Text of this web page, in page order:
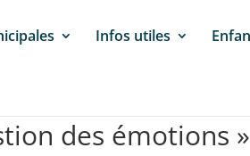
Infos utiles
des émotions